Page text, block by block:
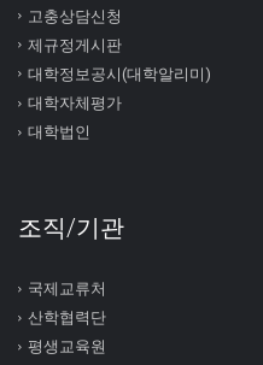
고충상담신청
제규정게시판
대학정보공시(대학알리미)
대학자체평가
대학법인
조직/기관
국제교류처
산학협력단
평생교육원